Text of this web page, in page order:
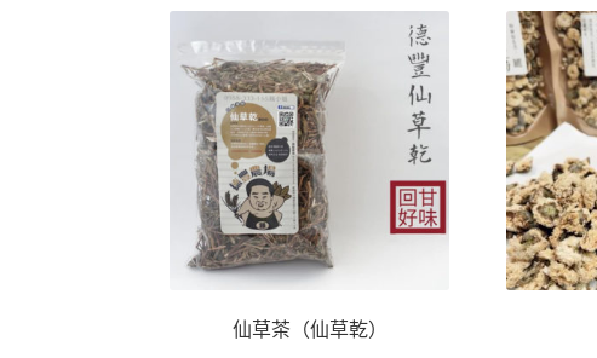
仙草茶（仙草乾）